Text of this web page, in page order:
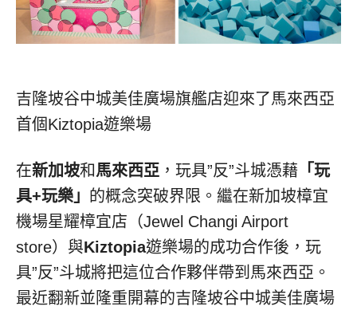
吉隆坡谷中城美佳廣場旗艦店迎來了馬來西亞
首個Kiztopia遊樂場
在新加坡和馬來西亞 ，玩具”反”斗城憑藉 「玩
具+玩樂」 的概念突破界限。繼在新加坡樟宜
機場星耀樟宜店（Jewel Changi Airport
store）與Kiztopia遊樂場的成功合作後，玩
具”反”斗城將把這位合作夥伴帶到馬來西亞。
最近翻新並隆重開幕的吉隆坡谷中城美佳廣場